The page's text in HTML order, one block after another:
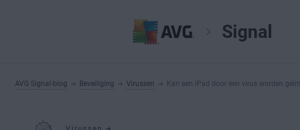
Signal
AVG Signal-blog Beveiliging Virussen Kan een iPad door een virus worden